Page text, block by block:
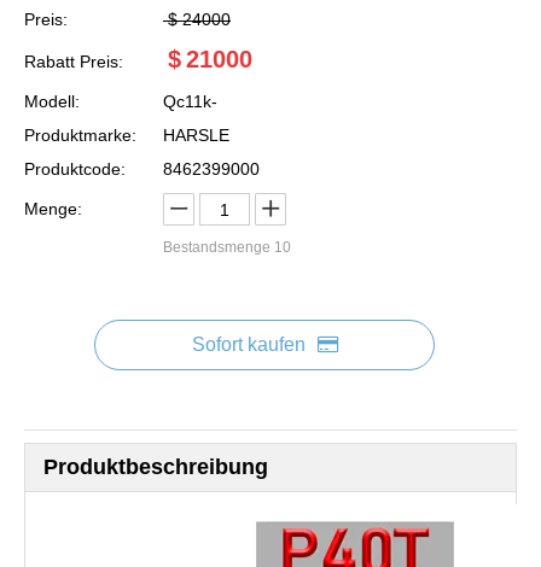
Preis:
$ 24000
Rabatt Preis: $21000
Modell:
Qc11k-
Produktmarke:
HARSLE
Produktcode:
8462399000
Menge:
Bestandsmenge 10
Sofort kaufen
Produktbeschreibung